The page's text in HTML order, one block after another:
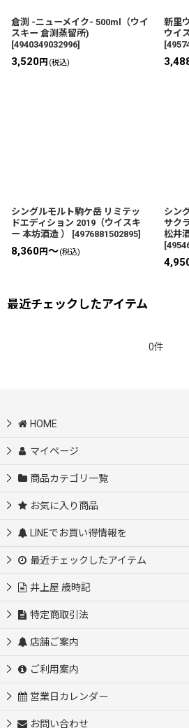
倉渕 -ニューメイク- 500ml（ウイ
スキー 倉渕蒸留所)
[4940349032996]
3,520円 (税込)
新里
ウイ
[
シングルモルト駒ケ岳 リミテッ
ドエディション 2019（ウイスキ
ー 本坊酒造 ）
[4976881502895]
8,360円～(税込)
シン
サク
松井
[
最近チェックしたアイテム
0件
HOME
マイページ
商品カテゴリ一覧
お気に入り商品
LINEでお買い得情報を
最近チェックしたアイテム
井上屋 歳時記
特定商取引法
店舗ご案内
ご利用案内
営業日カレンダー
お問い合わせ